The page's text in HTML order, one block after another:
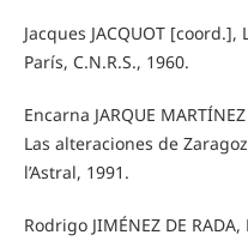
Jacques JACQUOT
París, C.N.R.S., 1960.
Encarna JARQUE
Las alteraciones de
l’Astral, 1991.
Rodrigo JIMÉNEZ DE